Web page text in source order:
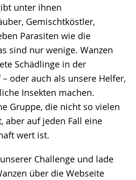
unter ihnen
Gemischtköstler,
Parasiten wie die
sind nur wenige. Wanzen
Schädlinge in der
oder auch als unsere Helfer,
Insekten machen.
Gruppe, die nicht so vielen
aber auf jeden Fall eine
wert ist.
Challenge und lade
über die Webseite